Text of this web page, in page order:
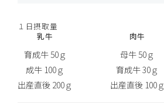
１日摂取量
乳牛
育成牛 50ｇ
成牛 100ｇ
出産直後 200ｇ
肉牛
母牛 50ｇ
育成牛 30ｇ
出産直後 100ｇ